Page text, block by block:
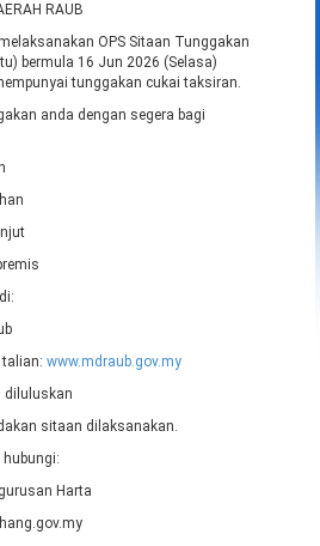
RAUB
OPS Sitaan Tunggakan
bermula 16 Jun 2026 (Selasa)
tunggakan cukai taksiran.
anda dengan segera bagi
talian:www.mdraub.gov.my
diluluskan
sitaan dilaksanakan.
hubungi:
Harta